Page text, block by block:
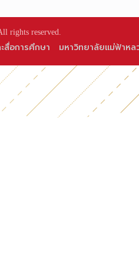
rights reserved.
สื่อการศึกษา มหาวิทยาลัยแม่ฟ้าหล